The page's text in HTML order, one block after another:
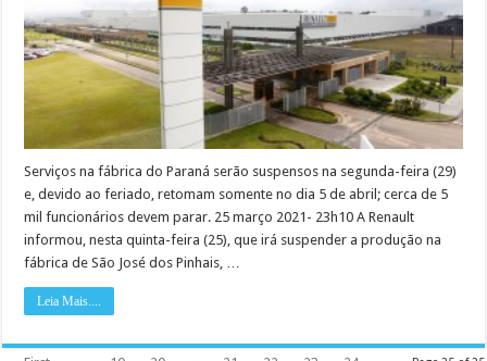
José
dos
Pinhais
por
causa
da
pandemia
da
Covid-
19
Serviços na fábrica do Paraná serão suspensos na segunda-feira (29)
e, devido ao feriado, retomam somente no dia 5 de abril; cerca de 5
mil funcionários devem parar. 25 março 2021- 23h10 A Renault
informou, nesta quinta-feira (25), que irá suspender a produção na
fábrica de São José dos Pinhais, …
Leia Mais....